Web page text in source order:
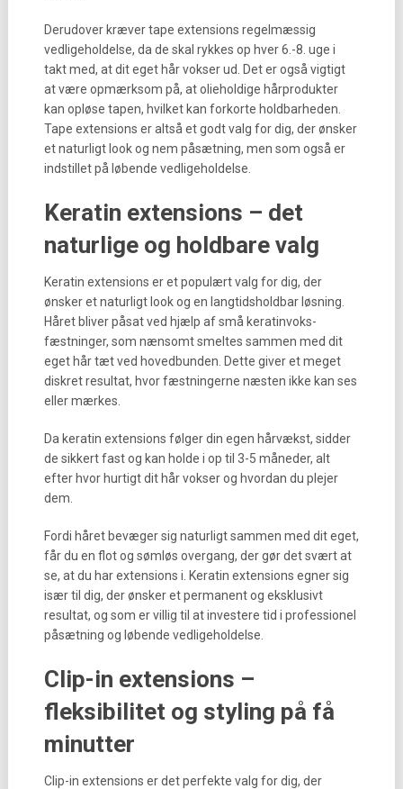
Derudover kræver tape extensions regelmæssig
vedligeholdelse, da de skal rykkes op hver 6.-8. uge i
takt med, at dit eget hår vokser ud. Det er også vigtigt
at være opmærksom på, at olieholdige hårprodukter
kan opløse tapen, hvilket kan forkorte holdbarheden.
Tape extensions er altså et godt valg for dig, der ønsker
et naturligt look og nem påsætning, men som også er
indstillet på løbende vedligeholdelse.
Keratin extensions – det
naturlige og holdbare valg
Keratin extensions er et populært valg for dig, der
ønsker et naturligt look og en langtidsholdbar løsning.
Håret bliver påsat ved hjælp af små keratinvoks-
fæstninger, som nænsomt smeltes sammen med dit
eget hår tæt ved hovedbunden. Dette giver et meget
diskret resultat, hvor fæstningerne næsten ikke kan ses
eller mærkes.
Da keratin extensions følger din egen hårvækst, sidder
de sikkert fast og kan holde i op til 3-5 måneder, alt
efter hvor hurtigt dit hår vokser og hvordan du plejer
dem.
Fordi håret bevæger sig naturligt sammen med dit eget,
får du en flot og sømløs overgang, der gør det svært at
se, at du har extensions i. Keratin extensions egner sig
især til dig, der ønsker et permanent og eksklusivt
resultat, og som er villig til at investere tid i professionel
påsætning og løbende vedligeholdelse.
Clip-in extensions –
fleksibilitet og styling på få
minutter
Clip-in extensions er det perfekte valg for dig, der